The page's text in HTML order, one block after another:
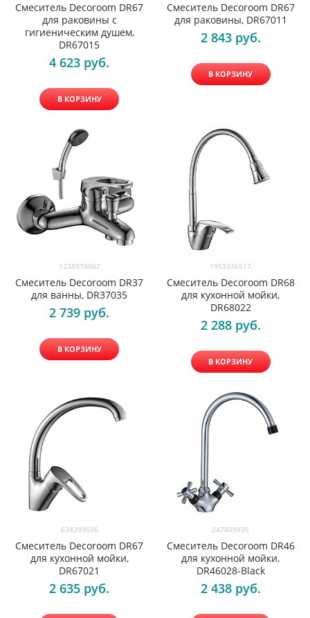
Смеситель Decoroom DR67
для раковины с
гигиеническим душем,
DR67015
4 623 руб.
В КОРЗИНУ
Смеситель Decoroom DR67
для раковины, DR67011
2 843 руб.
В КОРЗИНУ
1238970067
Смеситель Decoroom DR37
для ванны, DR37035
2 739 руб.
В КОРЗИНУ
1953336517
Смеситель Decoroom DR68
для кухонной мойки,
DR68022
2 288 руб.
В КОРЗИНУ
634399636
Смеситель Decoroom DR67
для кухонной мойки,
DR67021
2 635 руб.
247809935
Смеситель Decoroom DR46
для кухонной мойки,
DR46028-Black
2 438 руб.